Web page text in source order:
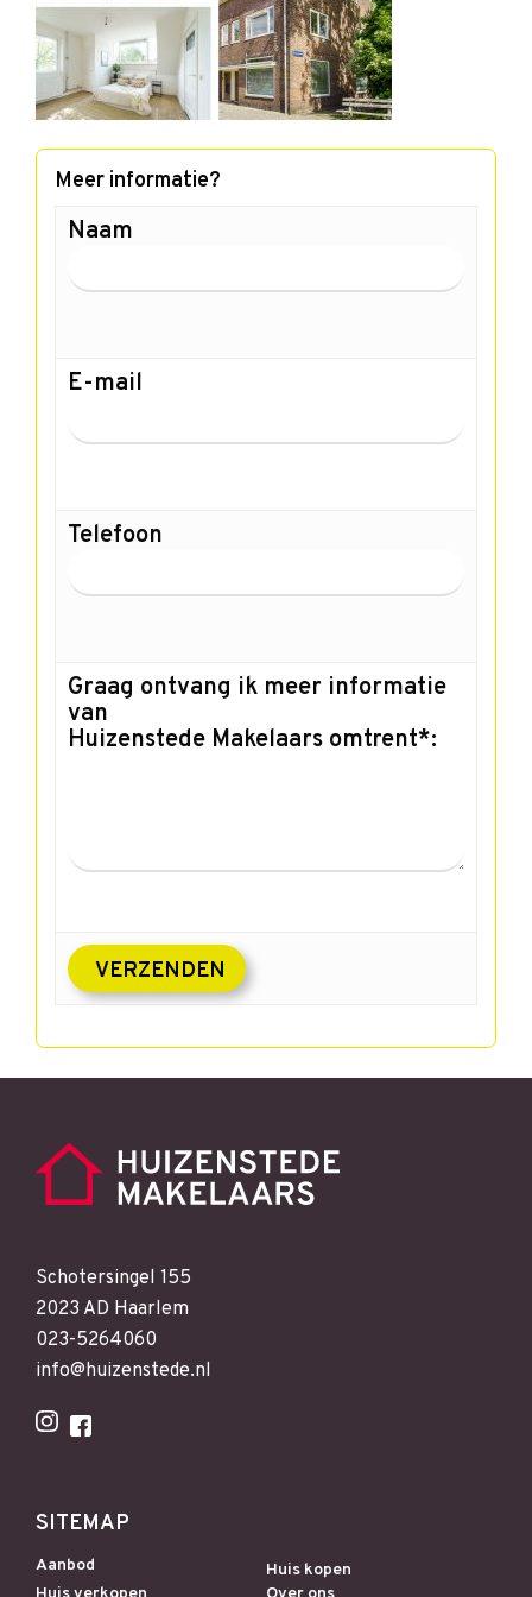
Meer informatie?
Naam
E-mail
Telefoon
Graag ontvang ik meer informatie
van
Huizenstede Makelaars omtrent*:
Schotersingel 155
2023 AD Haarlem
023-5264060
info@huizenstede.nl
SITEMAP
Aanbod
Huis kopen